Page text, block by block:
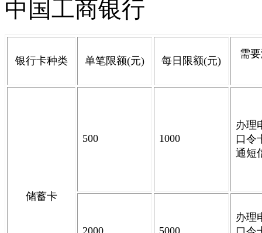
中国工商银行
银行卡种类 单笔限额(元) 每日限额(元)
需
储蓄卡
500 1000
办理
口令
通短
办理